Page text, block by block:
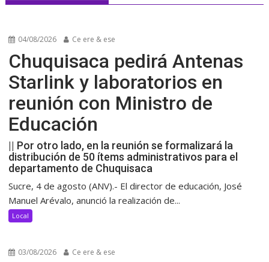
04/08/2026 Ce ere & ese
Chuquisaca pedirá Antenas
Starlink y laboratorios en
reunión con Ministro de
Educación
|| Por otro lado, en la reunión se formalizará la
distribución de 50 ítems administrativos para el
departamento de Chuquisaca
Sucre, 4 de agosto (ANV).- El director de educación, José
Manuel Arévalo, anunció la realización de...
Local
03/08/2026 Ce ere & ese